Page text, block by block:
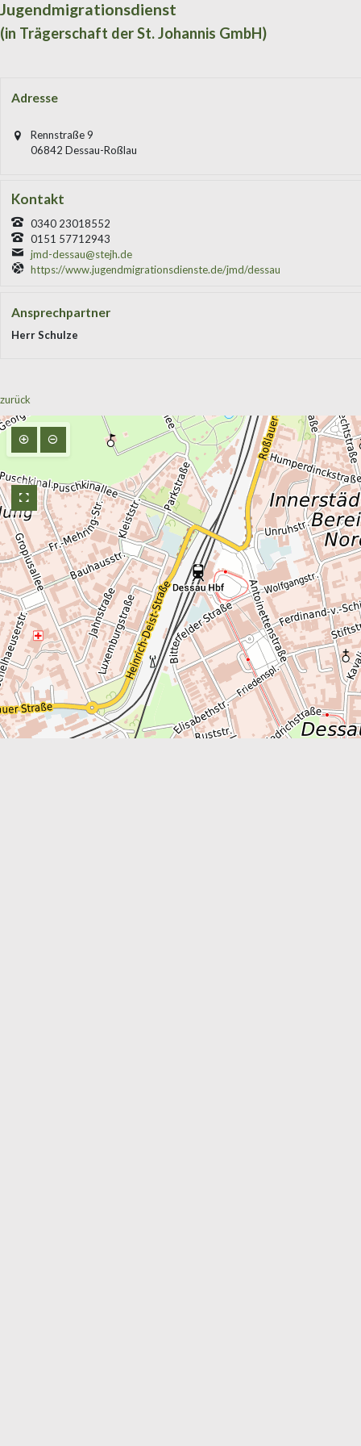
Jugendmigrationsdienst
(in Trägerschaft der St. Johannis GmbH)
Adresse
Rennstraße 9
06842 Dessau-Roßlau
Kontakt
0340 23018552
0151 57712943
jmd-dessau@stejh.de
https://www.jugendmigrationsdienste.de/jmd/dessau
Ansprechpartner
Herr Schulze
zurück